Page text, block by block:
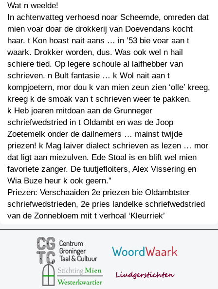
Wat n weelde!
In achtenvatteg verhoesd noar Scheemde, omreden dat
mien voar doar de drokkerij van Doevendans kocht
haar. t Kon hoast nait aans … in ’53 bie voar aan t
waark. Drokker worden, dus. Was ook wel n hail
schiere tied. Op legere schoule al laifhebber van
schrieven. n Bult fantasie … k Wol nait aan t
kompjoetern, mor dou k van mien zeun zien ‘olle’ kreeg,
kreeg k de smoak van t schrieven weer te pakken.
k Heb joaren mitdoan aan de Grunneger
schriefwedstried in t Oldambt en was de Joop
Zoetemelk onder de dailnemers … mainst twijde
priezen! k Mag laiver dialect schrieven as lezen … mor
dat ligt aan miezulven. Ede Stoal is en blift wel mien
favoriete zanger. De tuutjefloiters, Alex Vissering en
Wia Buze heur k ook geern.”
Priezen: Verschaaiden 2e priezen bie Oldambtster
schriefwedstrieden, 2e pries landelke schriefwedstried
van de Zonnebloem mit t verhoal ‘Kleurriek’